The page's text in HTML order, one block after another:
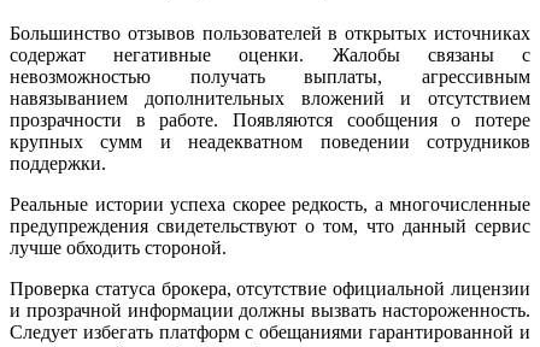
Большинство отзывов пользователей в открытых источниках
содержат негативные оценки. Жалобы связаны с
невозможностью получать выплаты, агрессивным
навязыванием дополнительных вложений и отсутствием
прозрачности в работе. Появляются сообщения о потере
крупных сумм и неадекватном поведении сотрудников
поддержки.
Реальные истории успеха скорее редкость, а многочисленные
предупреждения свидетельствуют о том, что данный сервис
лучше обходить стороной.
Проверка статуса брокера, отсутствие официальной лицензии
и прозрачной информации должны вызвать настороженность.
Следует избегать платформ с обещаниями гарантированной и